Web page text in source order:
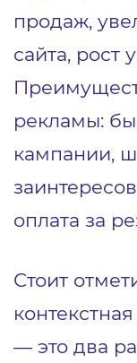
продаж,
сайта, рост
рекламы:
кампании,
оплата за
Стоит
— это два